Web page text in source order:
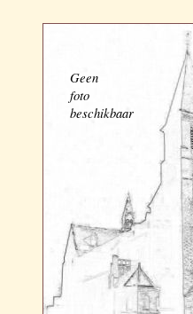
Geen
foto
beschikbaar